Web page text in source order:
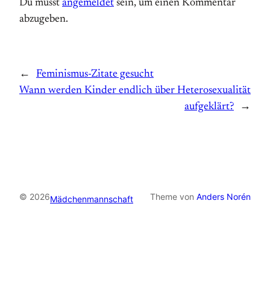
Du musst angemeldet sein, um einen Kommentar
abzugeben.
←
Feminismus-Zitate gesucht
Wann werden Kinder endlich über Heterosexualität
aufgeklärt?
→
© 2026Mädchenmannschaft Theme von Anders Norén